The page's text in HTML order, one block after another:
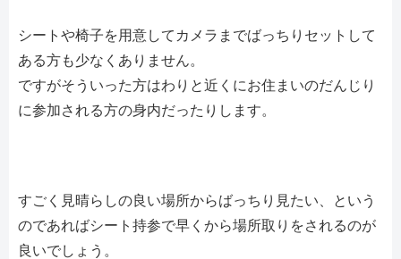
シートや椅子を用意してカメラまでばっちりセットして
ある方も少なくありません。
ですがそういった方はわりと近くにお住まいのだんじり
に参加される方の身内だったりします。
すごく見晴らしの良い場所からばっちり見たい、という
のであればシート持参で早くから場所取りをされるのが
良いでしょう。